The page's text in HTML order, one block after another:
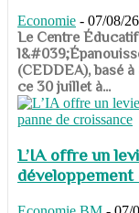
Economie - 07/08/26
​​​​​​​Le Centre
(CEDDEA), basé
ce 30 juillet à...
L’IA offre un
développement